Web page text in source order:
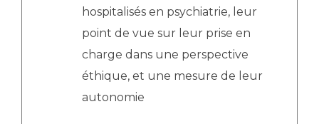
hospitalisés en psychiatrie, leur
point de vue sur leur prise en
charge dans une perspective
éthique, et une mesure de leur
autonomie